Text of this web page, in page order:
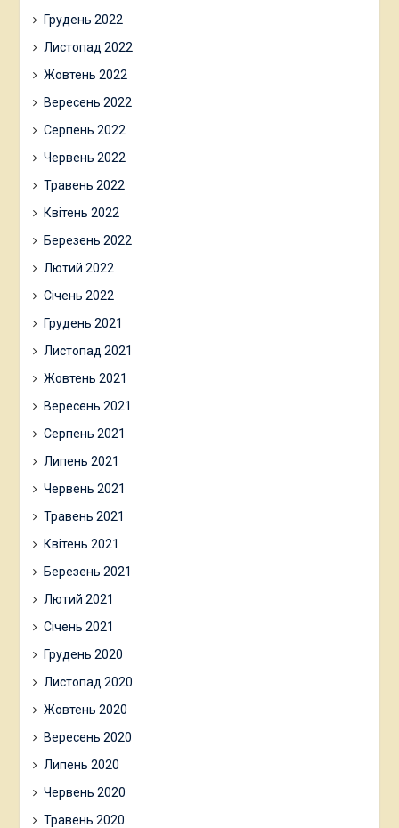
Грудень 2022
Листопад 2022
Жовтень 2022
Вересень 2022
Серпень 2022
Червень 2022
Травень 2022
Квітень 2022
Березень 2022
Лютий 2022
Січень 2022
Грудень 2021
Листопад 2021
Жовтень 2021
Вересень 2021
Серпень 2021
Липень 2021
Червень 2021
Травень 2021
Квітень 2021
Березень 2021
Лютий 2021
Січень 2021
Грудень 2020
Листопад 2020
Жовтень 2020
Вересень 2020
Липень 2020
Червень 2020
Травень 2020